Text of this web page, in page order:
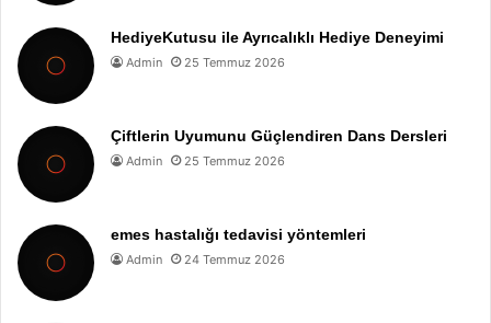
HediyeKutusu ile Ayrıcalıklı Hediye Deneyimi
Admin 25 Temmuz 2026
Çiftlerin Uyumunu Güçlendiren Dans Dersleri
Admin 25 Temmuz 2026
emes hastalığı tedavisi yöntemleri
Admin 24 Temmuz 2026